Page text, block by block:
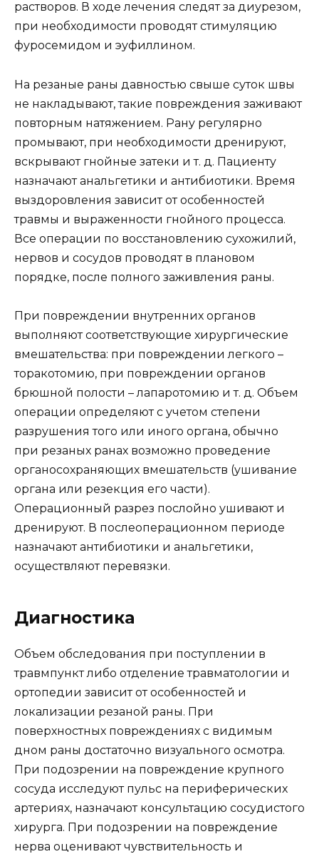
растворов. В ходе лечения следят за диурезом,
при необходимости проводят стимуляцию
фуросемидом и эуфиллином.
На резаные раны давностью свыше суток швы
не накладывают, такие повреждения заживают
повторным натяжением. Рану регулярно
промывают, при необходимости дренируют,
вскрывают гнойные затеки и т. д. Пациенту
назначают анальгетики и антибиотики. Время
выздоровления зависит от особенностей
травмы и выраженности гнойного процесса.
Все операции по восстановлению сухожилий,
нервов и сосудов проводят в плановом
порядке, после полного заживления раны.
При повреждении внутренних органов
выполняют соответствующие хирургические
вмешательства: при повреждении легкого –
торакотомию, при повреждении органов
брюшной полости – лапаротомию и т. д. Объем
операции определяют с учетом степени
разрушения того или иного органа, обычно
при резаных ранах возможно проведение
органосохраняющих вмешательств (ушивание
органа или резекция его части).
Операционный разрез послойно ушивают и
дренируют. В послеоперационном периоде
назначают антибиотики и анальгетики,
осуществляют перевязки.
Диагностика
Объем обследования при поступлении в
травмпункт либо отделение травматологии и
ортопедии зависит от особенностей и
локализации резаной раны. При
поверхностных повреждениях с видимым
дном раны достаточно визуального осмотра.
При подозрении на повреждение крупного
сосуда исследуют пульс на периферических
артериях, назначают консультацию сосудистого
хирурга. При подозрении на повреждение
нерва оценивают чувствительность и